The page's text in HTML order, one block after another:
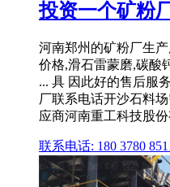
投资一个矿粉
河南郑州的矿粉厂生
价格,滑石雷蒙磨,碳酸
... 具 因此好的售后服
厂联系电话开沙石料
应商河南重工科技股
联系电话: 180 3780